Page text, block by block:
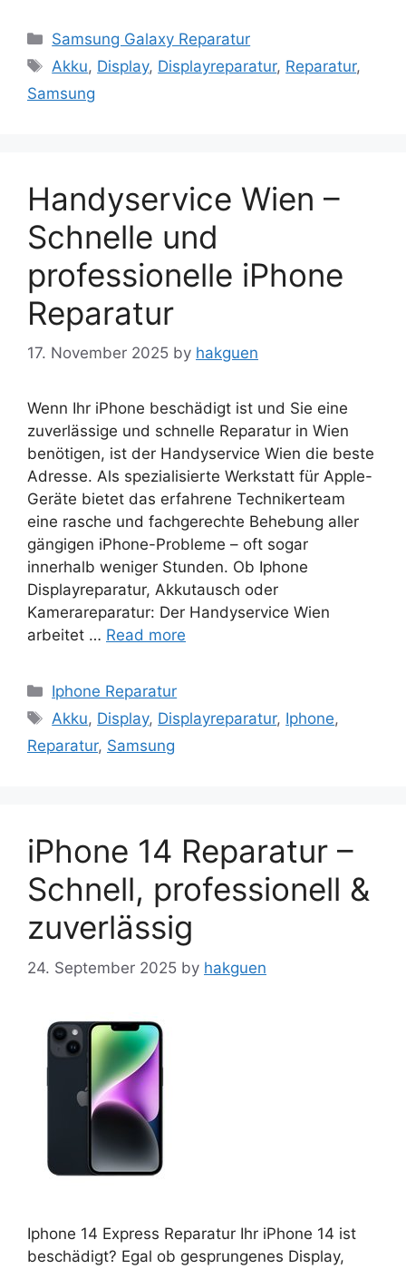
Categories
Samsung Galaxy Reparatur
Tags
Akku, Display, Displayreparatur, Reparatur,
Samsung
Handyservice Wien –
Schnelle und
professionelle iPhone
Reparatur
17. November 2025 by hakguen
Wenn Ihr iPhone beschädigt ist und Sie eine
zuverlässige und schnelle Reparatur in Wien
benötigen, ist der Handyservice Wien die beste
Adresse. Als spezialisierte Werkstatt für Apple-
Geräte bietet das erfahrene Technikerteam
eine rasche und fachgerechte Behebung aller
gängigen iPhone-Probleme – oft sogar
innerhalb weniger Stunden. Ob Iphone
Displayreparatur, Akkutausch oder
Kamerareparatur: Der Handyservice Wien
arbeitet … Read more
Categories
Iphone Reparatur
Tags
Akku, Display, Displayreparatur, Iphone,
Reparatur, Samsung
iPhone 14 Reparatur –
Schnell, professionell &
zuverlässig
24. September 2025 by hakguen
Iphone 14 Express Reparatur Ihr iPhone 14 ist
beschädigt? Egal ob gesprungenes Display,